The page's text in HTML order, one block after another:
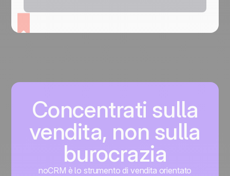
Concentrati sulla
vendita, non sulla
burocrazia
noCRM è lo strumento di vendita orientato